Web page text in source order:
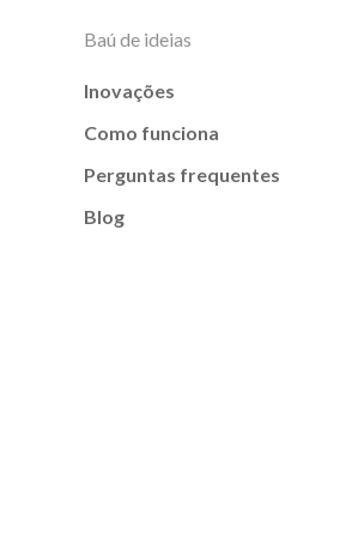
Baú de ideias
Inovações
Como funciona
Perguntas frequentes
Blog